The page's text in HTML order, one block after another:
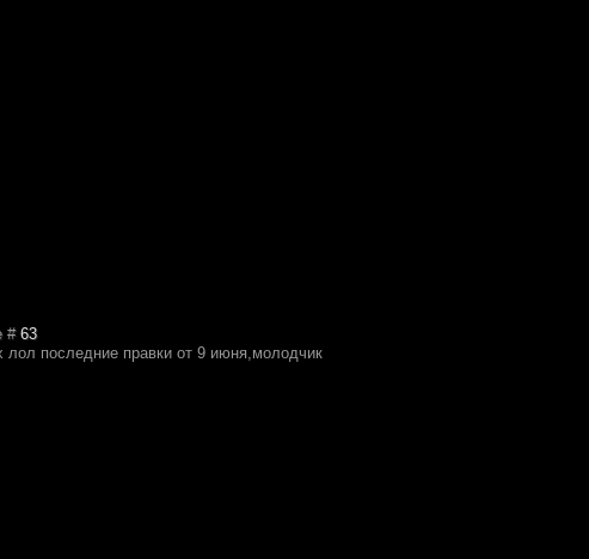
# 63
лол последние правки от 9 июня,молодчик